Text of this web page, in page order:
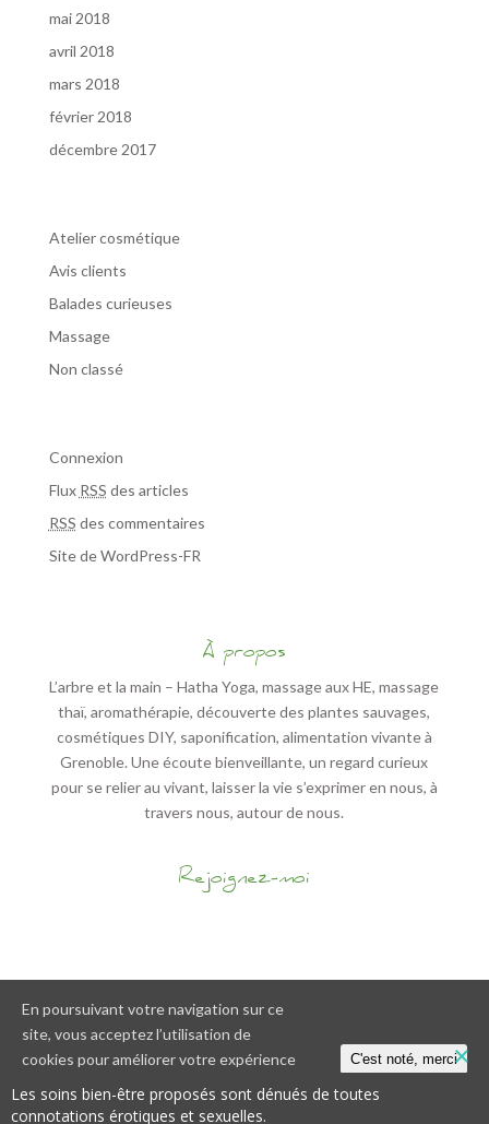
mai 2018
avril 2018
mars 2018
février 2018
décembre 2017
Atelier cosmétique
Avis clients
Balades curieuses
Massage
Non classé
Connexion
Flux RSS des articles
RSS des commentaires
Site de WordPress-FR
À propos
L’arbre et la main – Hatha Yoga, massage aux HE, massage
thaï, aromathérapie, découverte des plantes sauvages,
cosmétiques DIY, saponification, alimentation vivante à
Grenoble. Une écoute bienveillante, un regard curieux
pour se relier au vivant, laisser la vie s’exprimer en nous, à
travers nous, autour de nous.
Rejoignez-moi
référencement web à Grenoble
En poursuivant votre navigation sur ce
site, vous acceptez l’utilisation de
cookies pour améliorer votre expérience
utilisateur et mesurer notre audience.
En
savoir plus.
C'est noté, merci
Les soins bien-être proposés sont dénués de toutes
connotations érotiques et sexuelles.